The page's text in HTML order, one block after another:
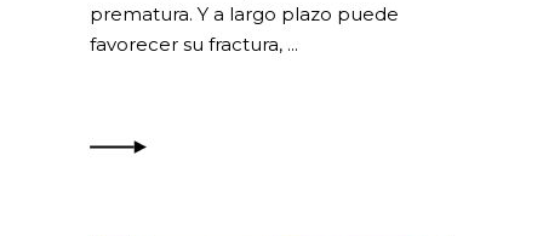
prematura. Y a largo plazo puede
favorecer su fractura,